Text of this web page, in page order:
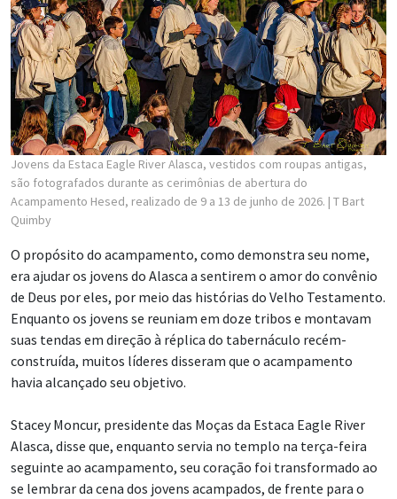
Jovens da Estaca Eagle River Alasca, vestidos com roupas antigas,
são fotografados durante as cerimônias de abertura do
Acampamento Hesed, realizado de 9 a 13 de junho de 2026. | T Bart
Quimby
O propósito do acampamento, como demonstra seu nome,
era ajudar os jovens do Alasca a sentirem o amor do convênio
de Deus por eles, por meio das histórias do Velho Testamento.
Enquanto os jovens se reuniam em doze tribos e montavam
suas tendas em direção à réplica do tabernáculo recém-
construída, muitos líderes disseram que o acampamento
havia alcançado seu objetivo.
Stacey Moncur, presidente das Moças da Estaca Eagle River
Alasca, disse que, enquanto servia no templo na terça-feira
seguinte ao acampamento, seu coração foi transformado ao
se lembrar da cena dos jovens acampados, de frente para o